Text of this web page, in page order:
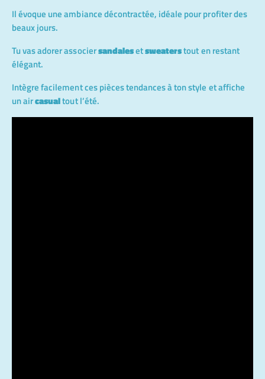
Il évoque une ambiance décontractée, idéale pour profiter des
beaux jours.
Tu vas adorer associersandalesetsweaterstout en restant
élégant.
Intègre facilement ces pièces tendances à ton style et affiche
un aircasualtout l’été.